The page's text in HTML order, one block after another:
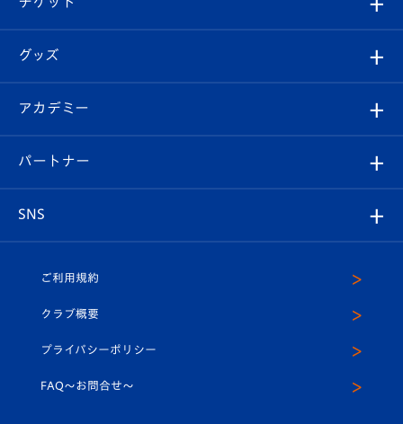
チケット
イベント
メディア
ホームタウン
エンブレム紹介
スタッフプロフィール
マスコット紹介
平和祈念活動
はじめての観戦ガイド
Revive Team
ヴィヴィくんの長崎おもてなしガイド
フォトギャラリー
スタジアムグルメ
チケット
V-LOVERS（ファンクラブ）
プレイヤーズスイート
グッズ
オンラインショップ
店舗情報
アカデミー
育成からのお知らせ
U-18
スクール
パートナー
SNS
ヴィヴィくんインスタグラム
公式LINE＠
ご利用規約
クラブ概要
プライバシーポリシー
FAQ〜お問合せ〜